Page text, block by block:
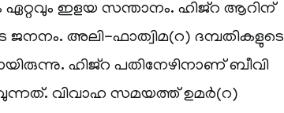
ഏറ്റവും ഇളയ സന്താനം. ഹിജ്‌റ ആറിന്
അലി-ഫാത്വിമ(റ) ദമ്പതികളുടെ
ഹിജ്‌റ പതിനേഴിനാണ് ബീവി
വിവാഹ സമയത്ത് ഉമർ(റ)